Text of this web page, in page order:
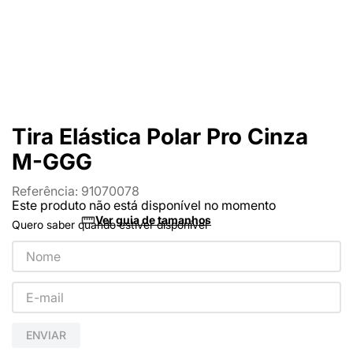
Tira Elástica Polar Pro Cinza
M-GGG
Referência: 91070078
Ver guia de tamanhos
Este produto não está disponível no momento
Quero saber quando estiver disponível
ENVIAR